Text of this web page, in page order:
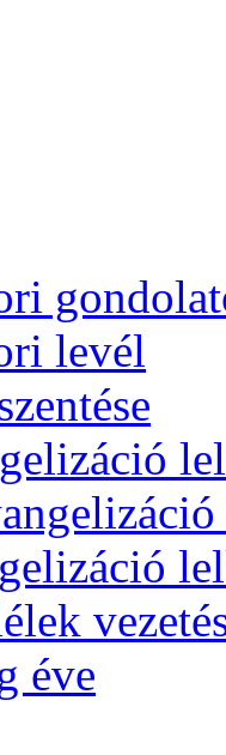
levél
éve